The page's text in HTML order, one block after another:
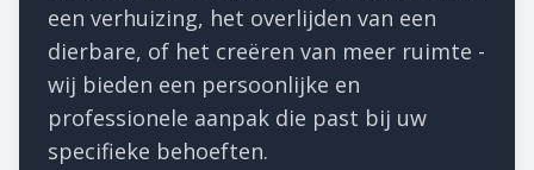
een verhuizing, het overlijden van een
dierbare, of het creëren van meer ruimte -
wij bieden een persoonlijke en
professionele aanpak die past bij uw
specifieke behoeften.